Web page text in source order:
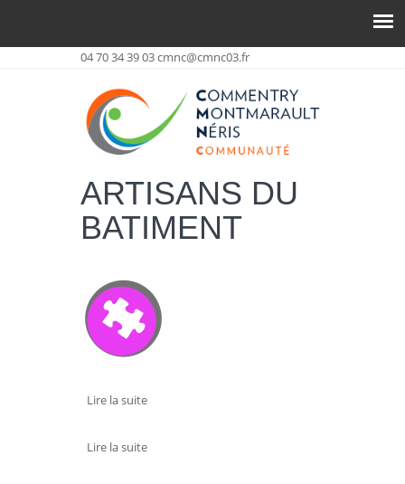
04 70 34 39 03cmnc@cmnc03.fr
ARTISANS DU
BATIMENT
Lire la suitede BELMIRO NOGUEIRA
Lire la suitede MATHEVET CHAUFFAGE